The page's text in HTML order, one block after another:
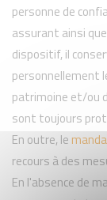
personne de
assurant ainsi
dispositif, il
personnellement
patrimoine et/ou
sont toujours
En outre, le
recours à des
En l'absence de